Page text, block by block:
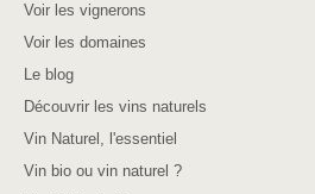
Voir les vignerons
Voir les domaines
Le blog
Découvrir les vins naturels
Vin Naturel, l'essentiel
Vin bio ou vin naturel ?